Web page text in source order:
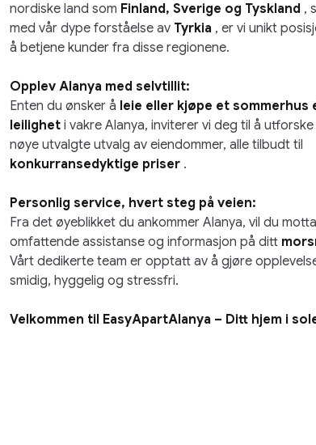
nordiske land som Finland, Sverige og Tyskland ,
med vår dype forståelse av Tyrkia , er vi unikt
å betjene kunder fra disse regionene.
Opplev Alanya med selvtillit:
Enten du ønsker å leie eller kjøpe et sommerhus
leilighet i vakre Alanya, inviterer vi deg til å
nøye utvalgte utvalg av eiendommer, alle tilbudt til
konkurransedyktige priser .
Personlig service, hvert steg på veien:
Fra det øyeblikket du ankommer Alanya, vil du motta
omfattende assistanse og informasjon på ditt
Vårt dedikerte team er opptatt av å gjøre
smidig, hyggelig og stressfri.
Velkommen til EasyApartAlanya – Ditt hjem i